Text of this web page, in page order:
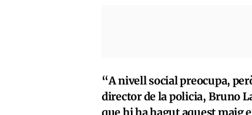
“A nivell social preocupa,
director de la policia, Bruno